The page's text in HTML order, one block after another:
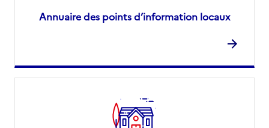
Annuaire des points d’information locaux